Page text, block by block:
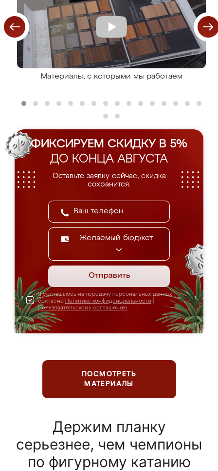
Материалы, с которыми мы работаем
ФИКСИРУЕМ СКИДКУ В 5%
ДО КОНЦА АВГУСТА
Оставьте заявку сейчас, скидка
сохранится.
Желаемый бюджет
Отправить
Я соглашаюсь на передачу персональных данных
согласно Политике конфиденциальности
Пользовательскому соглашению
ПОСМОТРЕТЬ
МАТЕРИАЛЫ
Держим планку
серьезнее, чем чемпионы
по фигурному катанию